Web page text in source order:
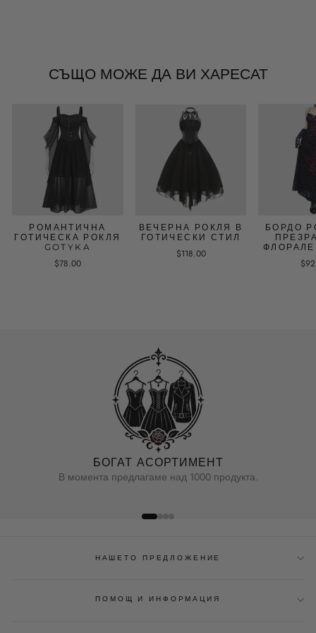
СЪЩО МОЖЕ ДА ВИ ХАРЕСАТ
РОМАНТИЧНА
ГОТИЧЕСКА РОКЛЯ
GOTYKA
$78.00
ВЕЧЕРНА РОКЛЯ В
ГОТИЧЕСКИ СТИЛ
$118.00
БОРДО
БОГАТ АСОРТИМЕНТ
В момента предлагаме над 1000 продукта.
НАШЕТО ПРЕДЛОЖЕНИЕ
ПОМОЩ И ИНФОРМАЦИЯ